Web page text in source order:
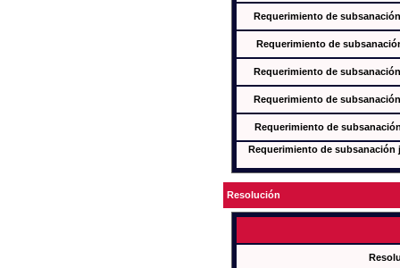
Requerimiento de
Requerimiento de
Requerimiento de
Requerimiento de
Requerimiento de
Requerimiento de
Resolución